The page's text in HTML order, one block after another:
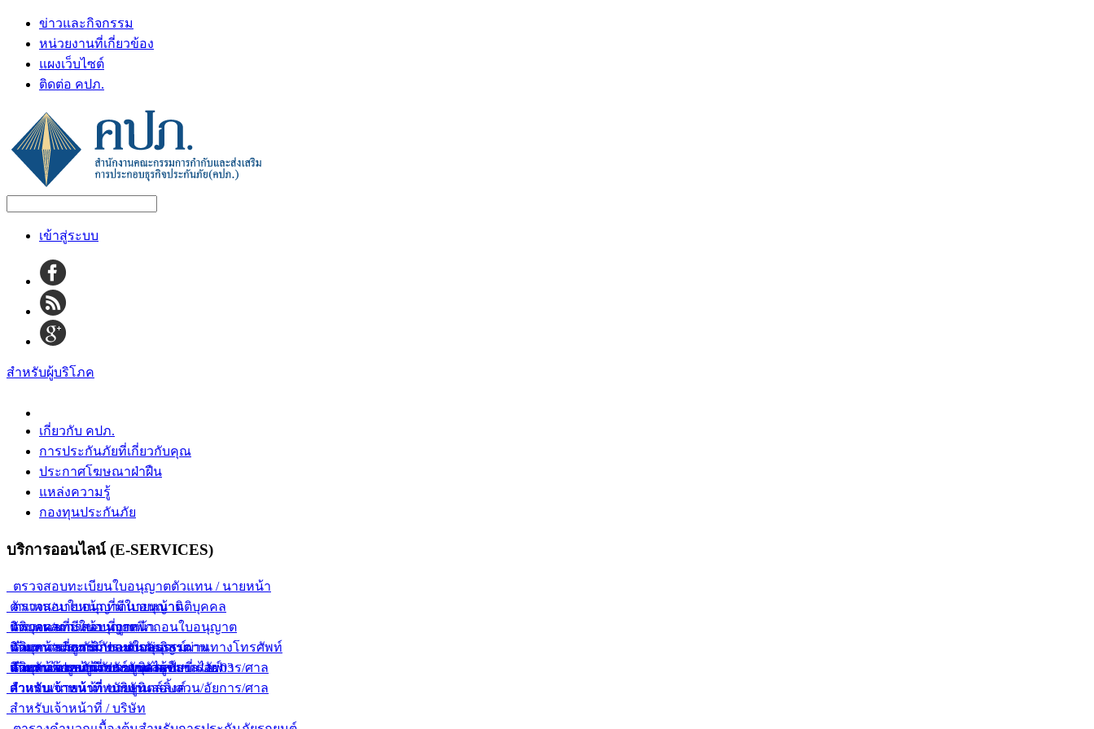
ข่าวและกิจกรรม
หน่วยงานที่เกี่ยวข้อง
แผงเว็บไซต์
ติดต่อ คปภ.
เข้าสู่ระบบ
สำหรับผู้บริโภค
เกี่ยวกับ คปภ.
การประกันภัยที่เกี่ยวกับคุณ
ประกาศโฆษณาฝ่าฝืน
แหล่งความรู้
กองทุนประกันภัย
บริการออนไลน์ (E-SERVICES)
ตรวจสอบทะเบียนใบอนุญาตตัวแทน / นายหน้า
ตัวแทน/นายหน้า ที่มีใบอนุญาต
ตัวแทน/นายหน้า ที่ถูกเพิกถอนใบอนุญาต
ตัวแทน/นายหน้า ขายกรมธรรม์ผ่านทางโทรศัพท์
ตัวแทน/นายหน้า ขายยูนิเวอร์แซลไลฟ์
ตัวแทน/นายหน้า ขายยูนิตส์ลิ้งค์
ตรวจสอบใบอนุญาตนายหน้านิติบุคคล
นิติบุคคลที่มีใบอนุญาต
นิติบุคคลที่ถูกเพิกถอนใบอนุญาต
นิติบุคคลขายยูนิเวอร์แซลไลฟ์
ตรวจผลการสอบนายหน้า
นายหน้าประกันภัยแบบกลุ่ม
นายหน้าประกันภัยรายบุคคล
ค้นหากรมธรรม์ประกันภัยอิสรภาพ
สำหรับเจ้าหน้าที่พนักงานสอบสวน/อัยการ/ศาล
สำหรับเจ้าหน้าที่ / บริษัท
ค้นหาข้อมูลการประกันตัวผู้ขับขี่ ร.ย. 03
สำหรับเจ้าหน้าที่พนักงานสอบสวน/อัยการ/ศาล
สำหรับเจ้าหน้าที่ / บริษัท